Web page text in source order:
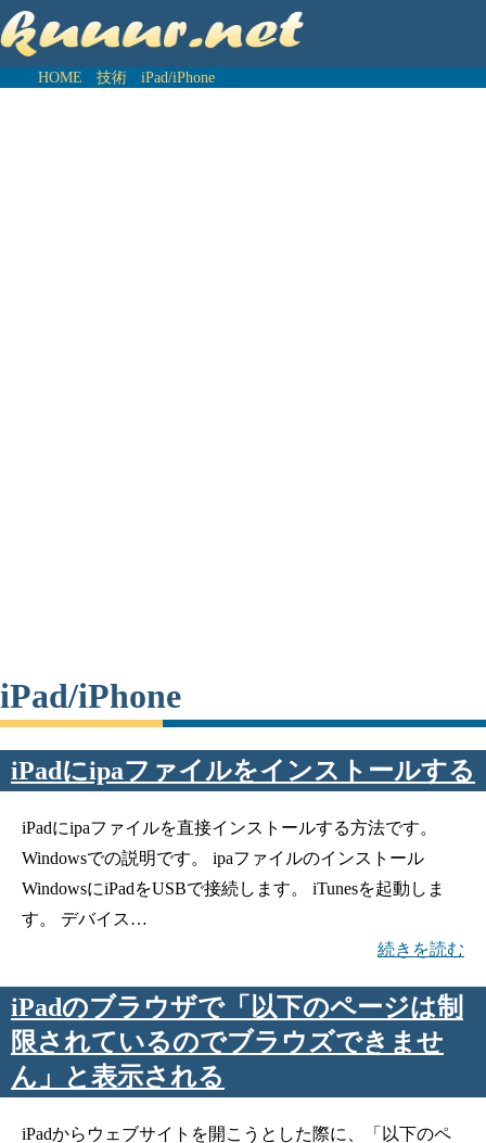
HOME 技術 iPad/iPhone
iPad/iPhone
iPadにipaファイルをインストールする
iPadにipaファイルを直接インストールする方法です。
Windowsでの説明です。 ipaファイルのインストール
WindowsにiPadをUSBで接続します。 iTunesを起動しま
す。 デバイス…
続きを読む
iPadのブラウザで「以下のページは制
限されているのでブラウズできませ
ん」と表示される
iPadからウェブサイトを開こうとした際に、「以下のペ